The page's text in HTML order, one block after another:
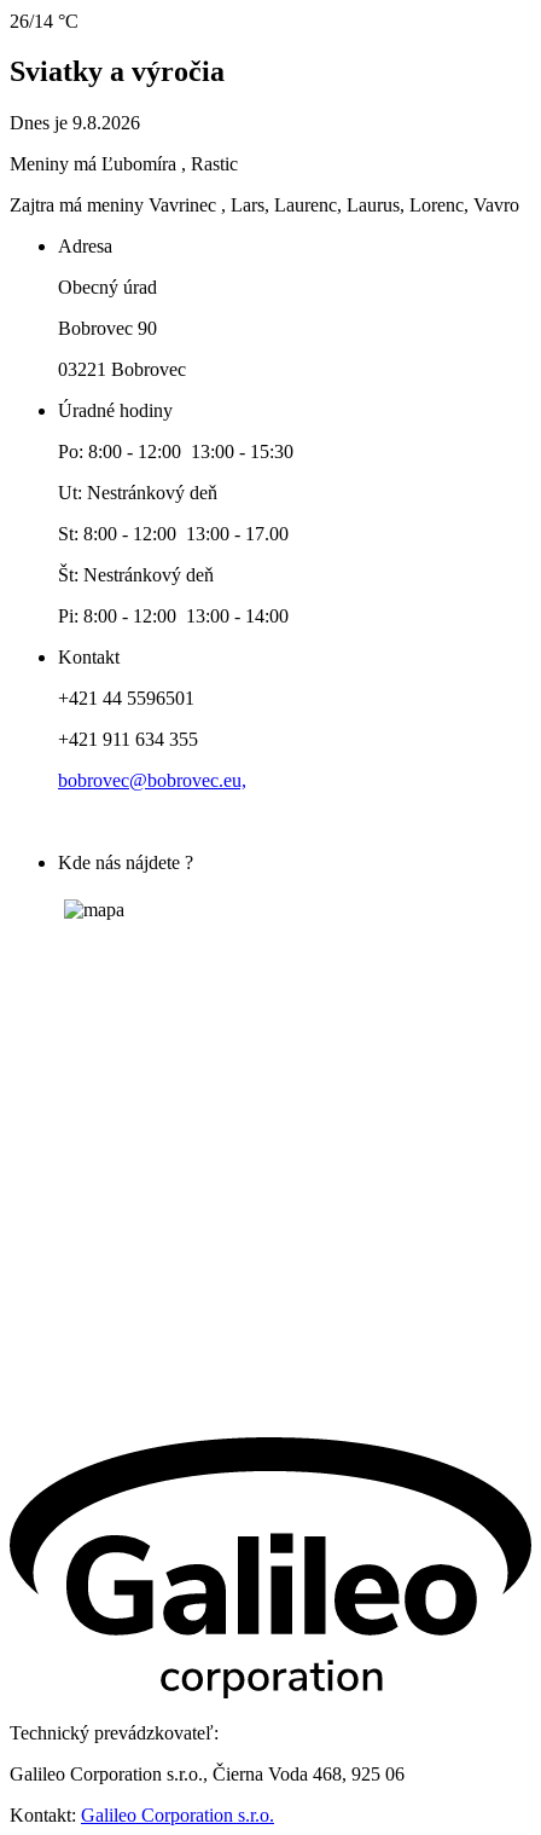
26/14 °C
Sviatky a výročia
Dnes je 9.8.2026
Meniny má Ľubomíra , Rastic
Zajtra má meniny Vavrinec , Lars, Laurenc, Laurus, Lorenc, Vavro
Adresa
Obecný úrad
Bobrovec 90
03221 Bobrovec
Úradné hodiny
Po: 8:00 - 12:00 13:00 - 15:30
Ut: Nestránkový deň
St: 8:00 - 12:00 13:00 - 17.00
Št: Nestránkový deň
Pi: 8:00 - 12:00 13:00 - 14:00
Kontakt
+421 44 5596501
+421 911 634 355
bobrovec@bobrovec.eu,
Kde nás nájdete ?
Technický prevádzkovateľ:
Galileo Corporation s.r.o., Čierna Voda 468, 925 06
Kontakt: Galileo Corporation s.r.o.